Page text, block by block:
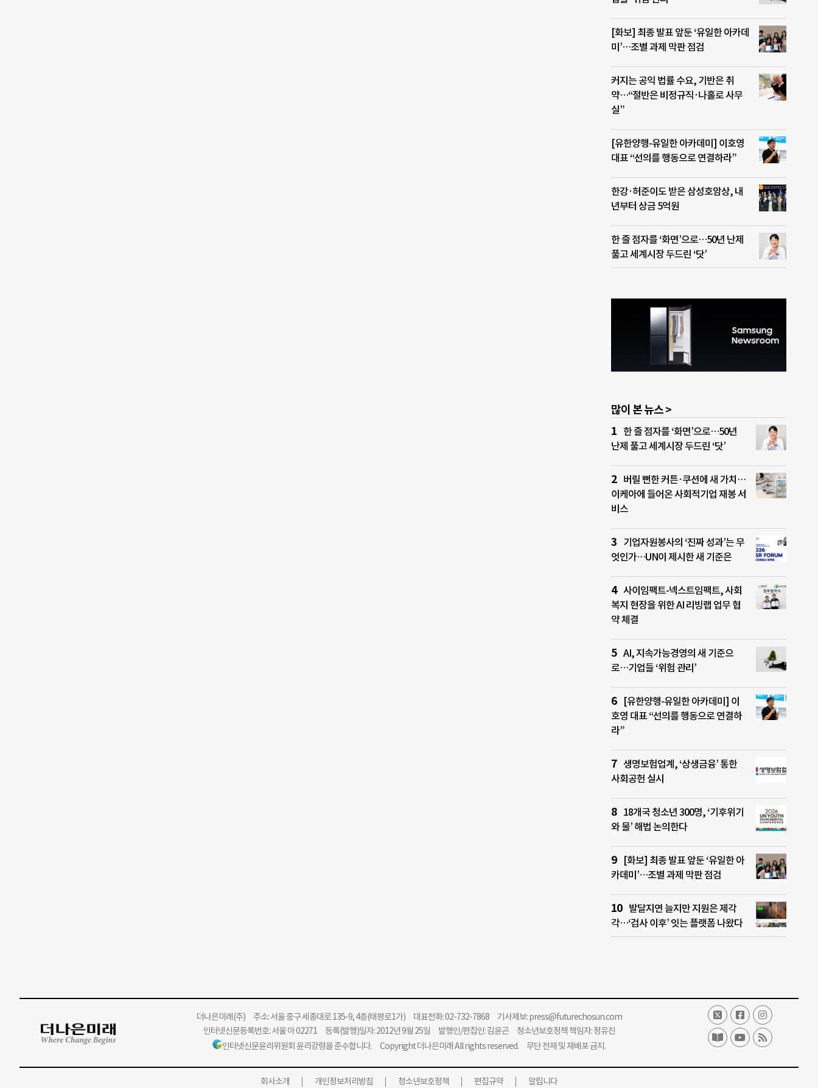
[화보] 최종 발표 앞둔 ‘유일한 아카데
미’…조별 과제 막판 점검
커지는 공익 법률 수요, 기반은 취
약…“절반은 비정규직·나홀로 사무
실”
[유한양행-유일한 아카데미] 이호영
대표 “선의를 행동으로 연결하라”
한강·허준이도 받은 삼성호암상, 내
년부터 상금 5억원
한 줄 점자를 ‘화면’으로…50년 난제
풀고 세계시장 두드린 ‘닷’
많이 본 뉴스 >
한 줄 점자를 ‘화면’으로…50년
난제 풀고 세계시장 두드린 ‘닷’
버릴 뻔한 커튼·쿠션에 새 가치…
이케아에 들어온 사회적기업 재봉 서
비스
기업자원봉사의 ‘진짜 성과’는 무
엇인가…UN이 제시한 새 기준은
사이임팩트-넥스트임팩트, 사회
복지 현장을 위한 AI 리빙랩 업무 협
약 체결
AI, 지속가능경영의 새 기준으
로…기업들 ‘위험 관리’
[유한양행-유일한 아카데미] 이
호영 대표 “선의를 행동으로 연결하
라”
생명보험업계, ‘상생금융’ 통한
사회공헌 실시
18개국 청소년 300명, ‘기후위기
와 물’ 해법 논의한다
[화보] 최종 발표 앞둔 ‘유일한 아
카데미’…조별 과제 막판 점검
발달지연 늘지만 지원은 제각
각…‘검사 이후’ 잇는 플랫폼 나왔다
더나은미래(주)주소: 서울 중구 세종대로 135-9, 4층(태평로1가) 대표전화: 02-732-7868 기사제보:press@futurechosun.com
인터넷신문등록번호: 서울 아 02271 등록(발행)일자: 2012년 9월 25일 발행인/편집인: 김윤곤 청소년보호정책 책임자: 정유진
인터넷신문윤리위원회 윤리강령을 준수합니다. Copyright 더나은미래 All rights reserved. 무단 전재 및 재배포 금지.
회사소개 개인정보처리방침 청소년보호정책 편집규약 알립니다